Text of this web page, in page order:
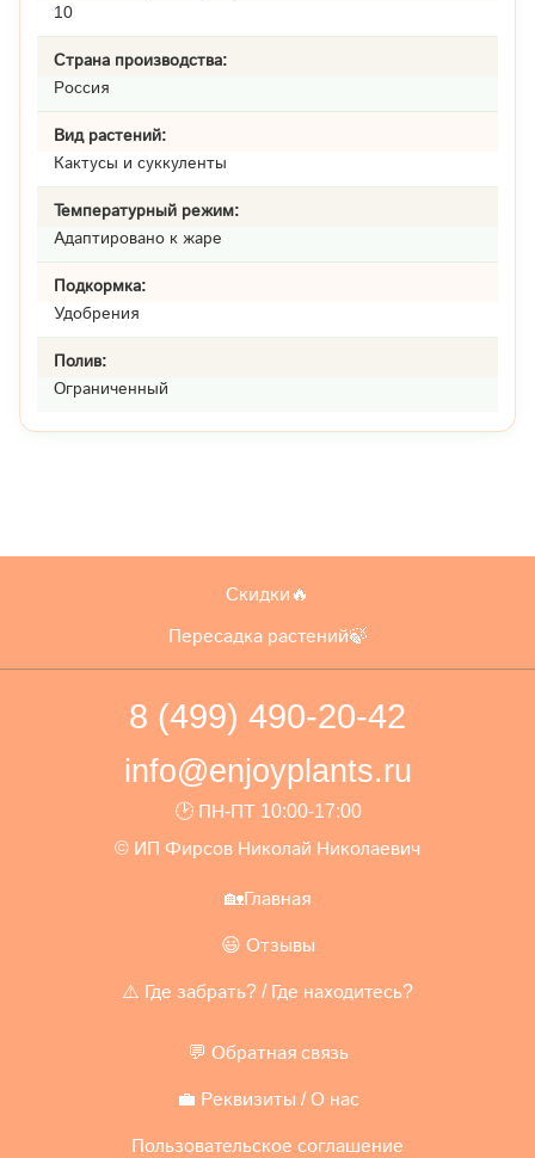
10
Страна производства:
Россия
Вид растений:
Кактусы и суккуленты
Температурный режим:
Адаптировано к жаре
Подкормка:
Удобрения
Полив:
Ограниченный
Скидки🔥
Пересадка растений🍃
8 (499) 490-20-42
info@enjoyplants.ru
🕑 ПН-ПТ 10:00-17:00
© ИП Фирсов Николай Николаевич
🏡Главная
😃 Отзывы
⚠️ Где забрать? / Где находитесь?
💬 Обратная связь
💼 Реквизиты / О нас
Пользовательское соглашение